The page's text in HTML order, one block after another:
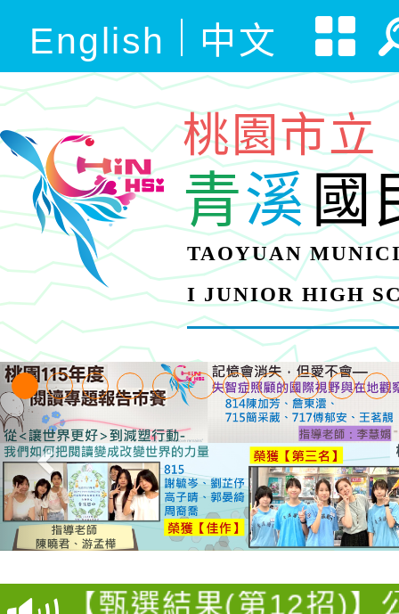
English 中文
桃園市立
青溪國
TAOYUAN
I JUNIOR HIGH
【甄選結果(第4招)】
學年度第1學期第9次
【甄選結果(第12招)】